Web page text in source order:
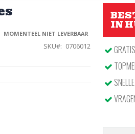
MOMENTEEL NIET LEVERBAAR
SKU 0706012
IN